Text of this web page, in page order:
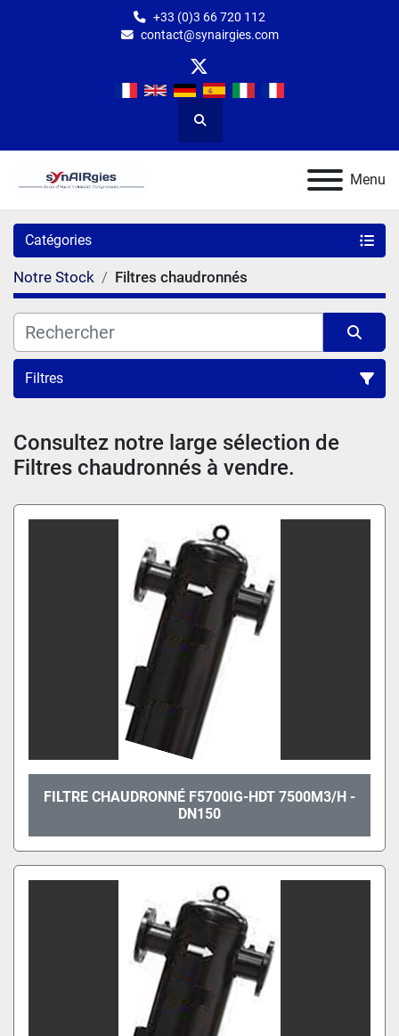
+33 (0)3 66 720 112
contact@synairgies.com
twitter
Rechercher
Menu
Catégories
Notre Stock Filtres chaudronnés
Filtres
Trier par
Consultez notre large sélection de
Filtres chaudronnés à vendre.
FILTRE CHAUDRONNÉ F5700IG-HDT 7500M3/H -
DN150